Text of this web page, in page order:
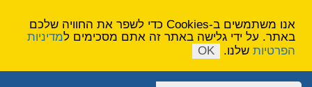
אנו משתמשים ב-Cookies כדי לשפר את החוויה שלכם
באתר. על ידי גלישה באתר זה אתם מסכימים למדיניות
הפרטיות שלנו. OK